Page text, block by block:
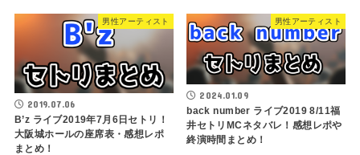
男性アーティスト
2019.07.06
B’z ライブ2019年7月6日セトリ！
大阪城ホールの座席表・感想レポ
まとめ！
男性アーティスト
2024.01.09
back number ライブ2019 8/11福
井セトリMCネタバレ！感想レポや
終演時間まとめ！